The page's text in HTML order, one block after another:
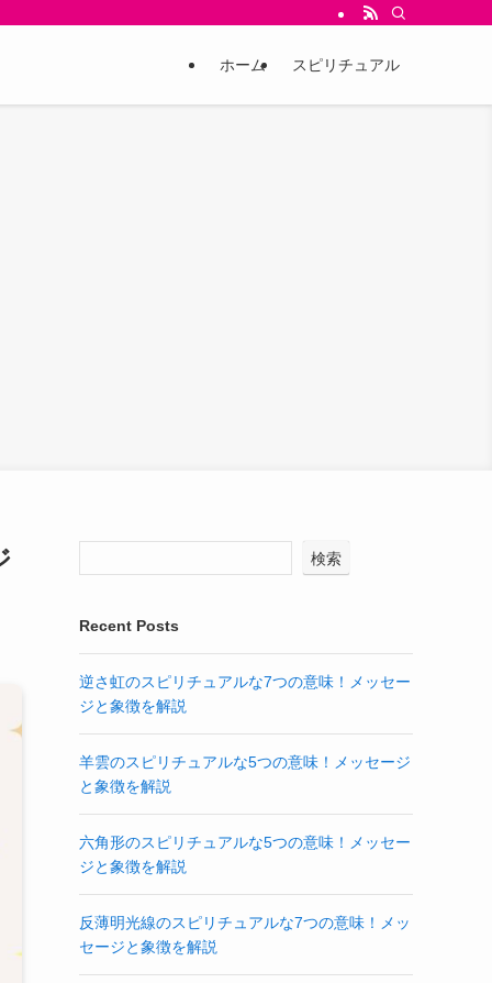
ホーム スピリチュアル
検索
Recent Posts
逆さ虹のスピリチュアルな7つの意味！メッセー
ジと象徴を解説
羊雲のスピリチュアルな5つの意味！メッセージ
と象徴を解説
六角形のスピリチュアルな5つの意味！メッセー
ジと象徴を解説
反薄明光線のスピリチュアルな7つの意味！メッ
セージと象徴を解説